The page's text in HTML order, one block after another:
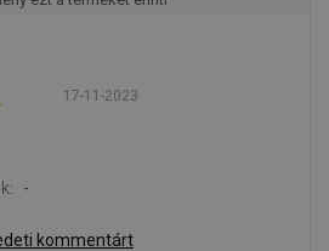
17-11-2023
-
kommentárt